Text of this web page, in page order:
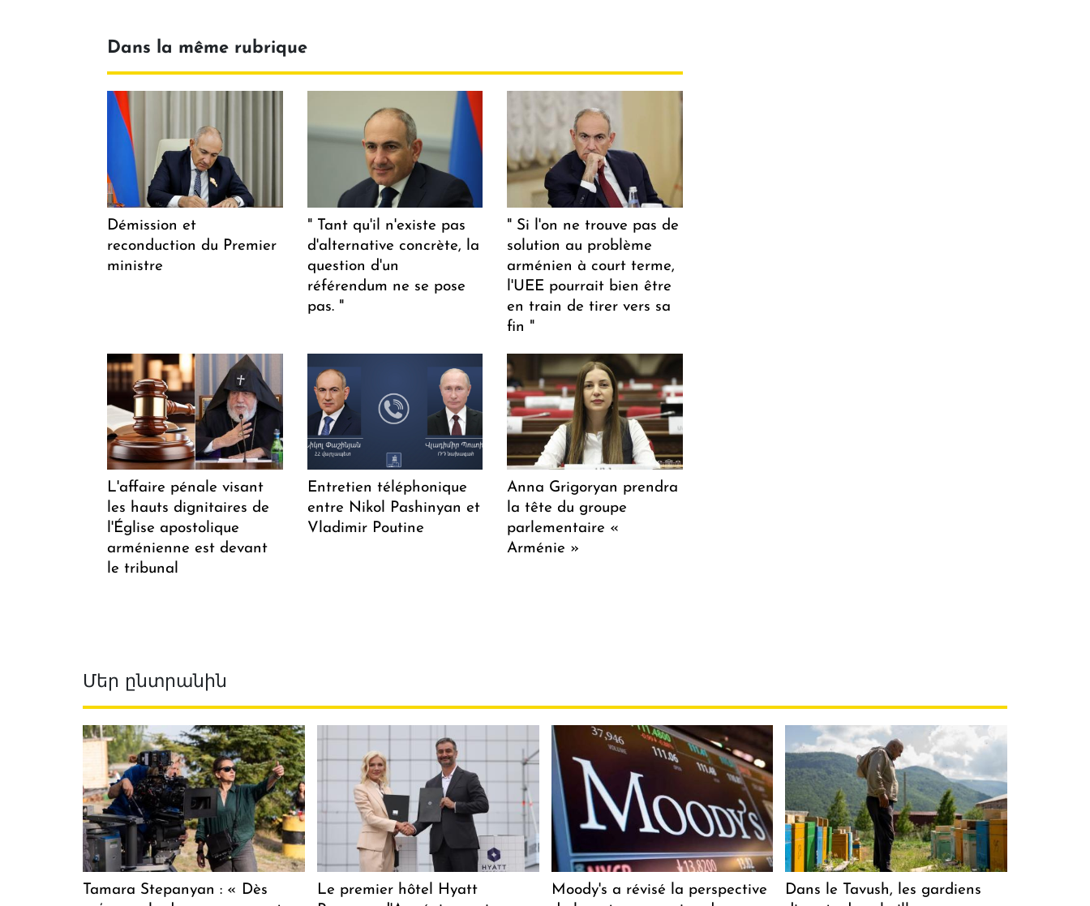
Dans la même rubrique
Démission et
reconduction du Premier
ministre
" Tant qu'il n'existe pas
d'alternative concrète, la
question d'un
référendum ne se pose
pas. "
" Si l'on ne trouve pas de
solution au problème
arménien à court terme,
l'UEE pourrait bien être
en train de tirer vers sa
fin "
L'affaire pénale visant
les hauts dignitaires de
l'Église apostolique
arménienne est devant
le tribunal
Entretien téléphonique
entre Nikol Pashinyan et
Vladimir Poutine
Anna Grigoryan prendra
la tête du groupe
parlementaire «
Arménie »
Մեր ընտրանին
Tamara Stepanyan : « Dès
Le premier hôtel Hyatt
Moody's a révisé la perspective
Dans le Tavush, les gardiens